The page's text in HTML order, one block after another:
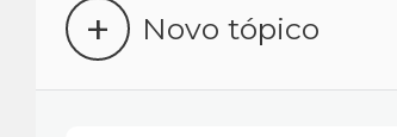
+ Novo tópico